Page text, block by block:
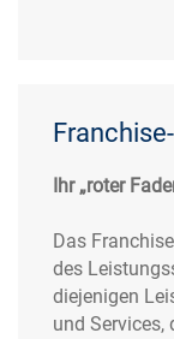
Franchise-
Ihr „roter
Das
des
diejenigen
und Services,